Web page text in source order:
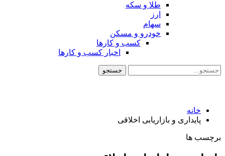
طلا و سکه
ارز
سهام
خودرو و مسکن
کسب و کارها
اخبار کسب و کارها
خانه
پایداری و بازاریابی اخلاقی
برچسب ها